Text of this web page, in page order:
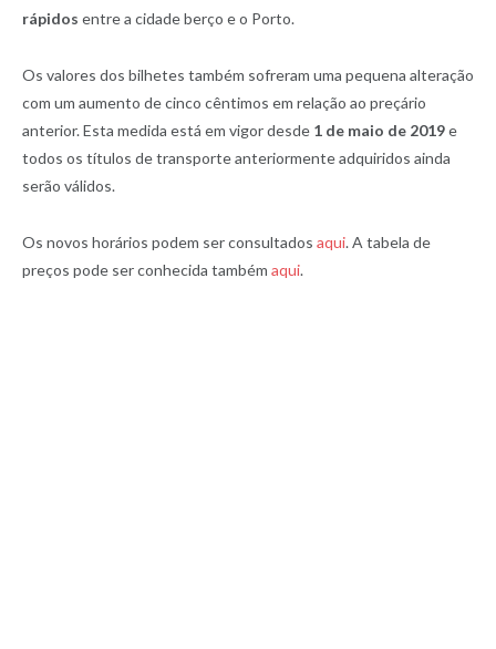
rápidos entre a cidade berço e o Porto.
Os valores dos bilhetes também sofreram uma pequena alteração
com um aumento de cinco cêntimos em relação ao preçário
anterior. Esta medida está em vigor desde 1 de maio de 2019e
todos os títulos de transporte anteriormente adquiridos ainda
serão válidos.
Os novos horários podem ser consultados aqui. A tabela de
preços pode ser conhecida também aqui.